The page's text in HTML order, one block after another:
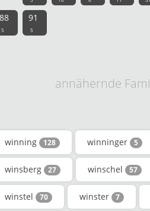
88
5
91
5
annähernde
winning 128 winninger 5
winsberg 27 winschel 57
winstel 70 winster 7